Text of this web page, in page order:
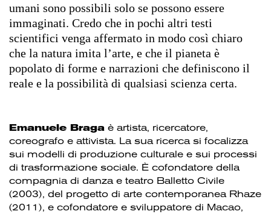
umani sono possibili solo se possono essere
immaginati. Credo che in pochi altri testi
scientifici venga affermato in modo così chiaro
che la natura imita l’arte, e che il pianeta è
popolato di forme e narrazioni che definiscono il
reale e la possibilità di qualsiasi scienza certa.
Emanuele Braga è artista, ricercatore,
coreografo e attivista. La sua ricerca si focalizza
sui modelli di produzione culturale e sui processi
di trasformazione sociale. È cofondatore della
compagnia di danza e teatro Balletto Civile
(2003), del progetto di arte contemporanea Rhaze
(2011), e cofondatore e sviluppatore di Macao,